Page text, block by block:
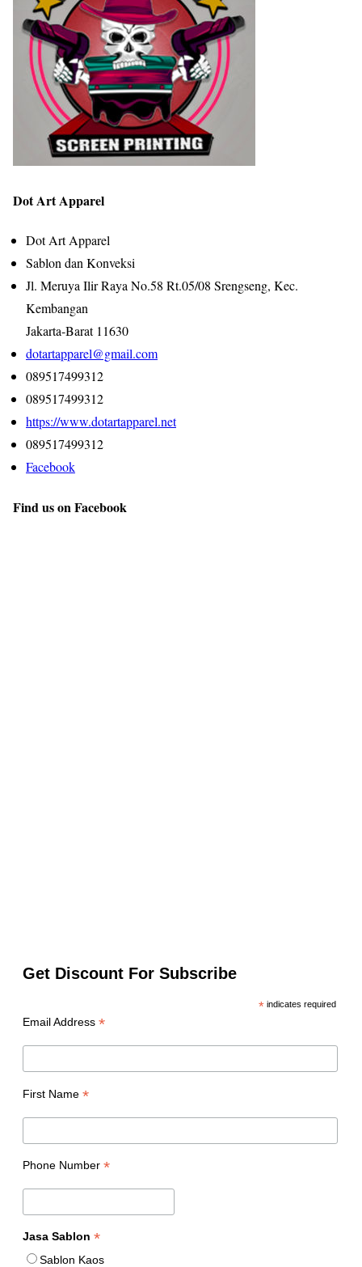
Dot Art Apparel
Dot Art Apparel
Sablon dan Konveksi
Jl. Meruya Ilir Raya No.58 Rt.05/08 Srengseng, Kec.
Kembangan
Jakarta-Barat 11630
dotartapparel@gmail.com
089517499312
089517499312
https://www.dotartapparel.net
089517499312
Facebook
Find us on Facebook
Get Discount For Subscribe
*indicates required
Email Address*
First Name*
Phone Number*
Jasa Sablon*
Sablon Kaos